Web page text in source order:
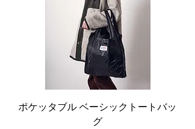
ポケッタブル ベーシックトートバッ
グ